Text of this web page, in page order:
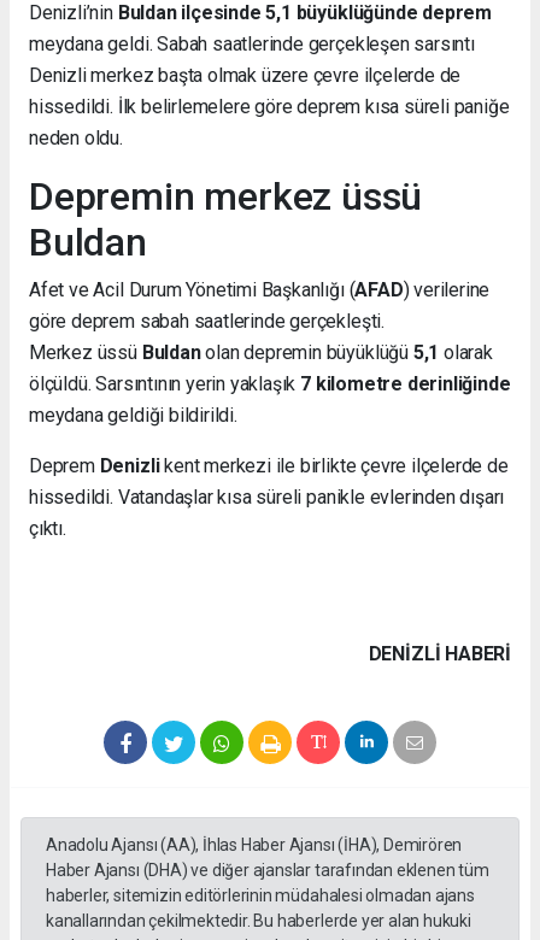
Denizli’nin Buldan ilçesinde 5,1 büyüklüğünde deprem
meydana geldi. Sabah saatlerinde gerçekleşen sarsıntı
Denizli merkez başta olmak üzere çevre ilçelerde de
hissedildi. İlk belirlemelere göre deprem kısa süreli paniğe
neden oldu.
Depremin merkez üssü
Buldan
Afet ve Acil Durum Yönetimi Başkanlığı (AFAD) verilerine
göre deprem sabah saatlerinde gerçekleşti.
Merkez üssü Buldanolan depremin büyüklüğü 5,1 olarak
ölçüldü. Sarsıntının yerin yaklaşık 7 kilometre derinliğinde
meydana geldiği bildirildi.
Deprem Denizlikent merkezi ile birlikte çevre ilçelerde de
hissedildi. Vatandaşlar kısa süreli panikle evlerinden dışarı
çıktı.
DENIZLI HABERİ
Anadolu Ajansı (AA), İhlas Haber Ajansı (İHA), Demirören
Haber Ajansı (DHA) ve diğer ajanslar tarafından eklenen tüm
haberler, sitemizin editörlerinin müdahalesi olmadan ajans
kanallarından çekilmektedir. Bu haberlerde yer alan hukuki